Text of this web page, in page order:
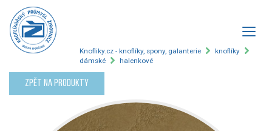
Knofliky.cz - knoflíky, spony, galanterie
knoflíky
dámské
halenkové
Zpět na produkty